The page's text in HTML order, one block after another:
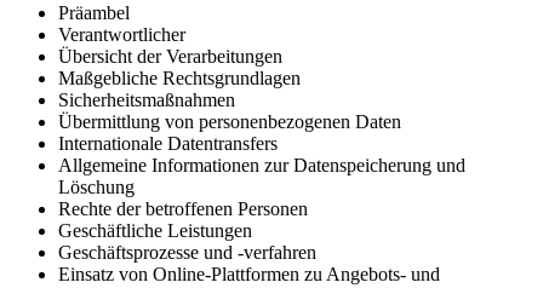
Präambel
Verantwortlicher
Übersicht der Verarbeitungen
Maßgebliche Rechtsgrundlagen
Sicherheitsmaßnahmen
Übermittlung von personenbezogenen Daten
Internationale Datentransfers
Allgemeine Informationen zur Datenspeicherung und
Löschung
Rechte der betroffenen Personen
Geschäftliche Leistungen
Geschäftsprozesse und -verfahren
Einsatz von Online-Plattformen zu Angebots- und